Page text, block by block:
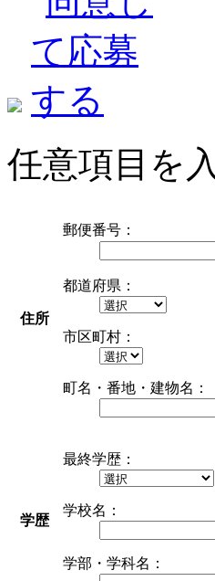
任意項目を
住所
郵便番号：
都道府県：
市区町村：
町名・番地・建物名：
学歴
最終学歴：
学校名：
学部・学科名：